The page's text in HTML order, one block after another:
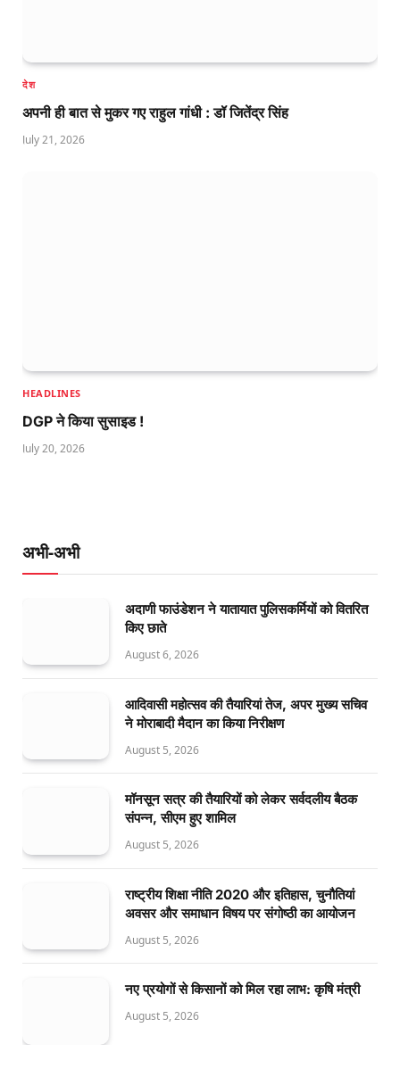
देश
अपनी ही बात से मुकर गए राहुल गांधी : डॉ जितेंद्र सिंह
July 21, 2026
HEADLINES
DGP ने किया सुसाइड !
July 20, 2026
अभी-अभी
अदाणी फाउंडेशन ने यातायात पुलिसकर्मियों को वितरित
किए छाते
August 6, 2026
आदिवासी महोत्सव की तैयारियां तेज, अपर मुख्य सचिव
ने मोराबादी मैदान का किया निरीक्षण
August 5, 2026
मॉनसून सत्र की तैयारियों को लेकर सर्वदलीय बैठक
संपन्न, सीएम हुए शामिल
August 5, 2026
राष्ट्रीय शिक्षा नीति 2020 और इतिहास, चुनौतियां
अवसर और समाधान विषय पर संगोष्ठी का आयोजन
August 5, 2026
नए प्रयोगों से किसानों को मिल रहा लाभ: कृषि मंत्री
August 5, 2026